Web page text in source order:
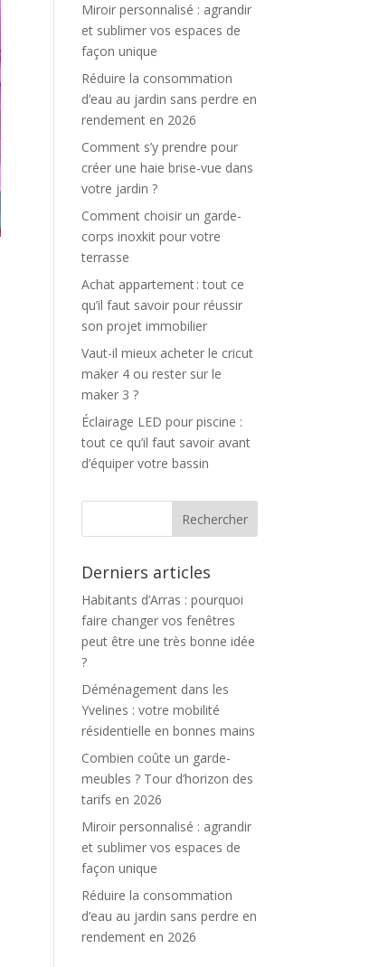
Miroir personnalisé : agrandir
et sublimer vos espaces de
façon unique
Réduire la consommation
d’eau au jardin sans perdre en
rendement en 2026
Comment s’y prendre pour
créer une haie brise-vue dans
votre jardin ?
Comment choisir un garde-
corps inoxkit pour votre
terrasse
Achat appartement : tout ce
qu’il faut savoir pour réussir
son projet immobilier
Vaut-il mieux acheter le cricut
maker 4 ou rester sur le
maker 3 ?
Éclairage LED pour piscine :
tout ce qu’il faut savoir avant
d’équiper votre bassin
Derniers articles
Habitants d’Arras : pourquoi
faire changer vos fenêtres
peut être une très bonne idée
?
Déménagement dans les
Yvelines : votre mobilité
résidentielle en bonnes mains
Combien coûte un garde-
meubles ? Tour d’horizon des
tarifs en 2026
Miroir personnalisé : agrandir
et sublimer vos espaces de
façon unique
Réduire la consommation
d’eau au jardin sans perdre en
rendement en 2026